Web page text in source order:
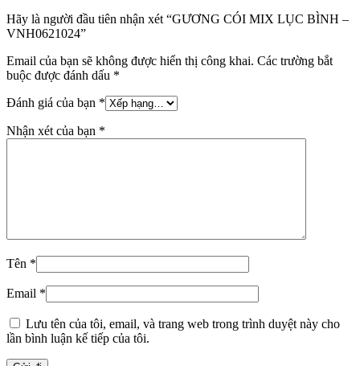
Hãy là người đầu tiên nhận xét “GƯƠNG CÓI MIX LỤC BÌNH –
VNH0621024”
Email của bạn sẽ không được hiển thị công khai. Các trường bắt
buộc được đánh dấu *
Đánh giá của bạn *
Nhận xét của bạn *
Tên *
Email *
Lưu tên của tôi, email, và trang web trong trình duyệt này cho
lần bình luận kế tiếp của tôi.